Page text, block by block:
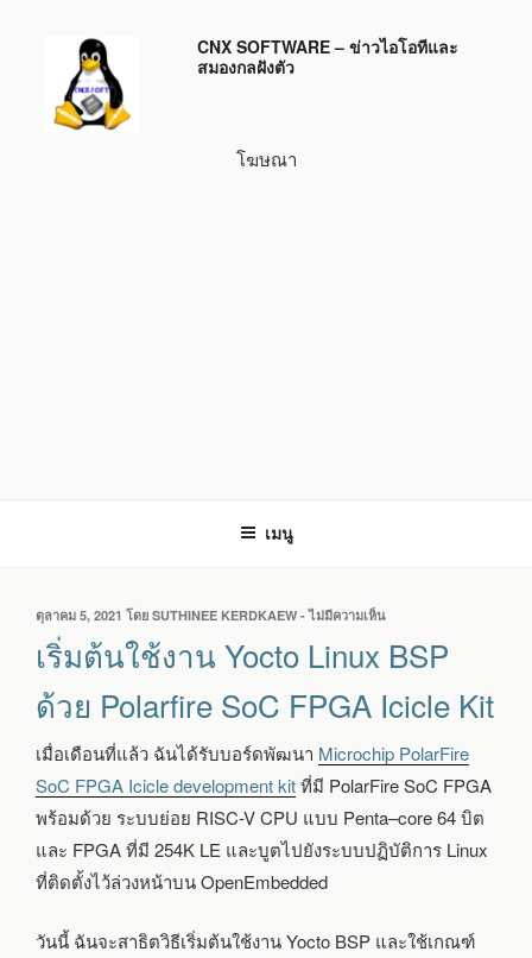
บทความ
CNX SOFTWARE – ข่าวไอโอทีและ
สมองกลฝังตัว
โฆษณา
เมนู
เขียน
ที่
ตุลาคม 5, 2021 โดย SUTHINEE KERDKAEW -ไม่มีความเห็น
ต้น
งาน
LINUX
ด้วย
POLARFIRE
SOC
FPGA
เริ่มต้นใช้งาน Yocto Linux BSP
ด้วย Polarfire SoC FPGA Icicle Kit
เมื่อเดือนที่แล้ว ฉันได้รับบอร์ดพัฒนา Microchip PolarFire
SoC FPGA Icicle development kitที่มี PolarFire SoC FPGA
พร้อมด้วย ระบบย่อย RISC-V CPU แบบ Penta–core 64 บิต
และ FPGA ที่มี 254K LE และบูตไปยังระบบปฏิบัติการ Linux
ที่ติดตั้งไว้ล่วงหน้าบน OpenEmbedded
วันนี้ ฉันจะสาธิตวิธีเริ่มต้นใช้งาน Yocto BSP และใช้เกณฑ์